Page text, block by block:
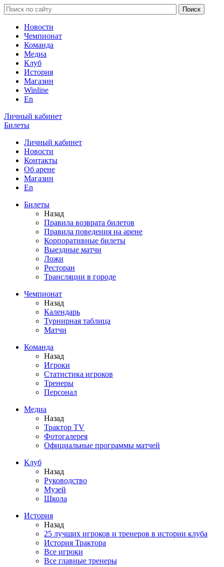
Новости
Чемпионат
Команда
Медиа
Клуб
История
Магазин
Winline
En
Личный кабинет
Билеты
Личный кабинет
Новости
Контакты
Об арене
Магазин
En
Билеты
Назад
Правила возврата билетов
Правила поведения на арене
Корпоративные билеты
Выездные матчи
Ложи
Ресторан
Трансляции в городе
Чемпионат
Назад
Календарь
Турнирная таблица
Матчи
Команда
Назад
Игроки
Статистика игроков
Тренеры
Персонал
Медиа
Назад
Трактор TV
Фотогалерея
Официальные программы матчей
Клуб
Назад
Руководство
Музей
Школа
История
Назад
25 лучших игроков и тренеров в истории клуба
История Трактора
Все игроки
Все главные тренеры